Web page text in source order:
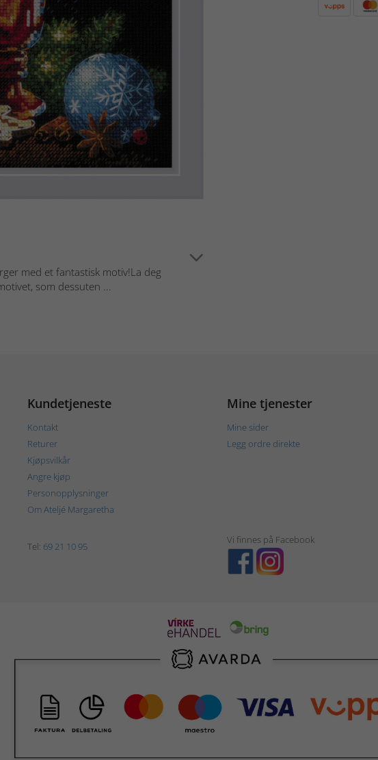
med et fantastisk motiv!La deg
som dessuten ...
Kundetjeneste
Kontakt
Returer
Kjøpsvilkår
Angre kjøp
Personopplysninger
Om Ateljé Margaretha
Mine tjenester
Mine sider
Legg ordre direkte
Tel: 69 21 10 95
Vi finnes på Facebook